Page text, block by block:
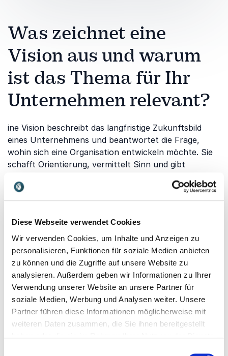
Diese Webseite verwendet Cookies
Wir verwenden Cookies, um Inhalte und Anzeigen zu
personalisieren, Funktionen für soziale Medien anbieten
zu können und die Zugriffe auf unsere Website zu
analysieren. Außerdem geben wir Informationen zu Ihrer
Verwendung unserer Website an unsere Partner für
soziale Medien, Werbung und Analysen weiter. Unsere
Partner führen diese Informationen möglicherweise mit
weiteren Daten zusammen, die Sie ihnen bereitgestellt
Was zeichnet eine
Vision aus und warum
ist das Thema für Ihr
Unternehmen relevant?
ine Vision beschreibt das langfristige Zukunftsbild
eines Unternehmens und beantwortet die Frage,
wohin sich eine Organisation entwickeln möchte. Sie
schafft Orientierung, vermittelt Sinn und gibt
gemeinsame Richtung.
Entscheidungen konsequenter, fördern Innovationen
und schaffen eine starke Unternehmenskultur.
Gerade in Zeiten schnellen Wandels hilft eine
überzeugende Vision dabei, Veränderungen
erfolgreich zu gestalten, Talente langfristig zu binden
und nachhaltiges Wachstum zu ermöglichen. Sie
bildet damit einen wichtigen Erfolgsfaktor für
moderne Organisationen.
Welche Themen behandeln